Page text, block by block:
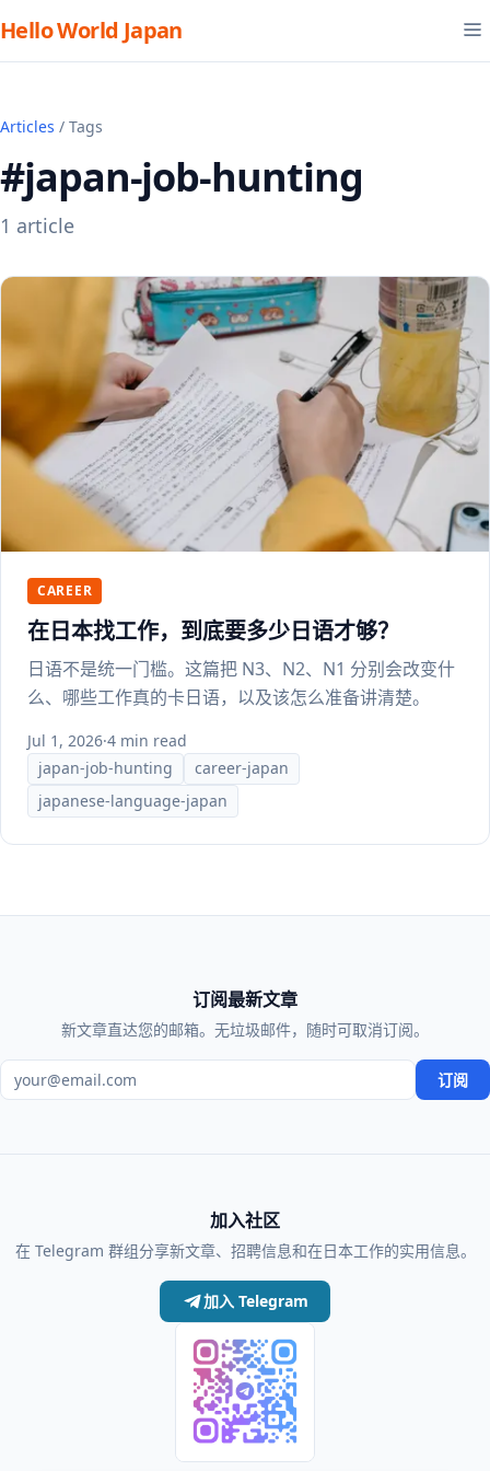
Hello World Japan
Articles / Tags
#japan-job-hunting
1 article
CAREER
在日本找工作，到底要多少日语才够？
日语不是统一门槛。这篇把 N3、N2、N1 分别会改变什
么、哪些工作真的卡日语，以及该怎么准备讲清楚。
Jul 1, 2026·4 min read
japan-job-hunting
career-japan
japanese-language-japan
订阅最新文章
新文章直达您的邮箱。无垃圾邮件，随时可取消订阅。
电子邮箱地址 订阅
加入社区
在 Telegram 群组分享新文章、招聘信息和在日本工作的实用信息。
加入 Telegram